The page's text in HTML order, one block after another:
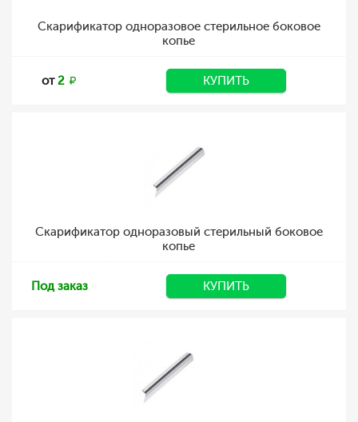
Скарификатор одноразовое стерильное боковое
копье
от2 КУПИТЬ
Скарификатор одноразовый стерильный боковое
копье
Под заказ КУПИТЬ